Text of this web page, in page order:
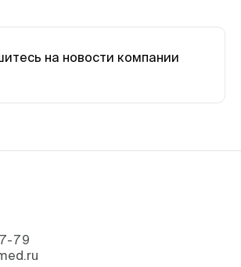
на новости компании
79